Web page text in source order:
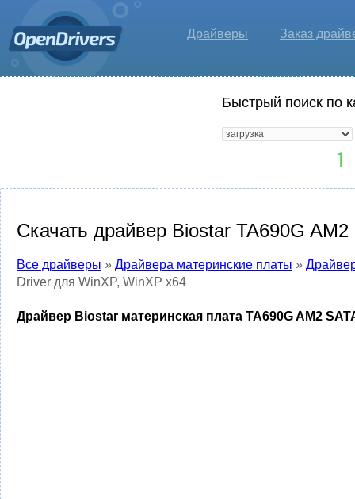
Драйверы Заказ
Быстрый поиск по
Скачать драйвер Biostar TA690G
Все драйверы » Драйвера материнские платы »
Driver для WinXP, WinXP x64
Драйвер Biostar материнская плата TA690G AM2